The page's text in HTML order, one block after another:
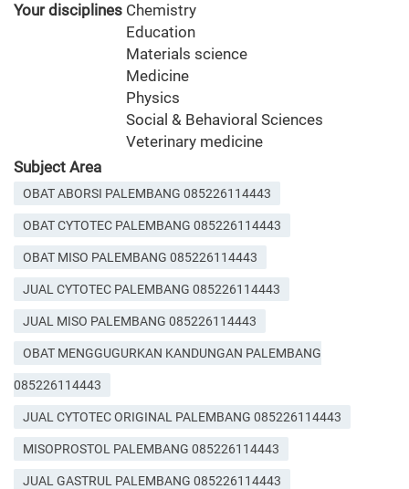
Your disciplines Chemistry
Education
Materials science
Medicine
Physics
Social & Behavioral Sciences
Veterinary medicine
Subject Area
OBAT ABORSI PALEMBANG 085226114443
OBAT CYTOTEC PALEMBANG 085226114443
OBAT MISO PALEMBANG 085226114443
JUAL CYTOTEC PALEMBANG 085226114443
JUAL MISO PALEMBANG 085226114443
OBAT MENGGUGURKAN KANDUNGAN PALEMBANG
085226114443
JUAL CYTOTEC ORIGINAL PALEMBANG 085226114443
MISOPROSTOL PALEMBANG 085226114443
JUAL GASTRUL PALEMBANG 085226114443